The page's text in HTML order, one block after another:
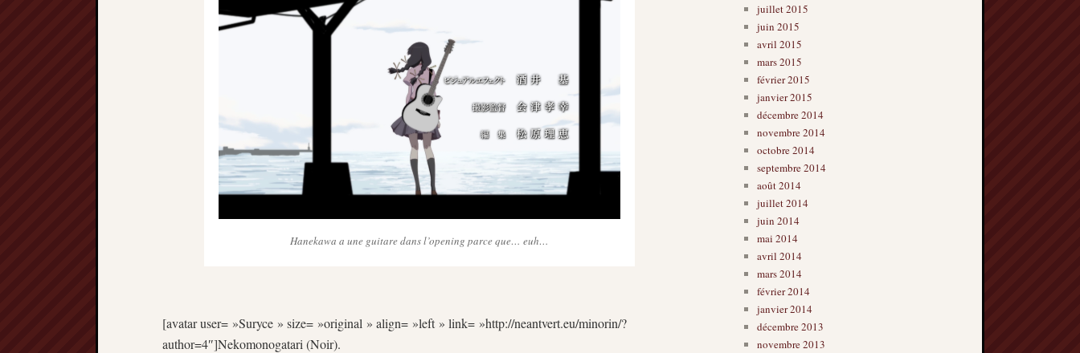
Hanekawa a une guitare dans l’opening parce que… euh…
[avatar user= »Suryce » size= »original » align= »left » link= »http://neantvert.eu/minorin/?
author=4″]Nekomonogatari (Noir).
juillet 2015
juin 2015
avril 2015
mars 2015
février 2015
janvier 2015
décembre 2014
novembre 2014
octobre 2014
septembre 2014
août 2014
juillet 2014
juin 2014
mai 2014
avril 2014
mars 2014
février 2014
janvier 2014
décembre 2013
novembre 2013